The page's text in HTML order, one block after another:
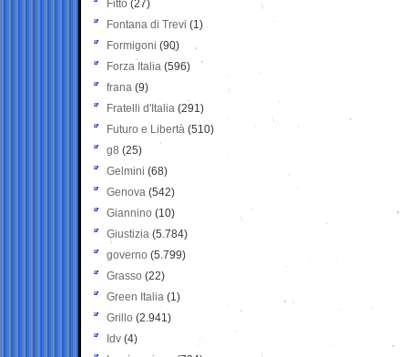
Fitto (27)
Fontana di Trevi (1)
Formigoni (90)
Forza Italia (596)
frana (9)
Fratelli d'Italia (291)
Futuro e Libertà (510)
g8 (25)
Gelmini (68)
Genova (542)
Giannino (10)
Giustizia (5.784)
governo (5.799)
Grasso (22)
Green Italia (1)
Grillo (2.941)
Idv (4)